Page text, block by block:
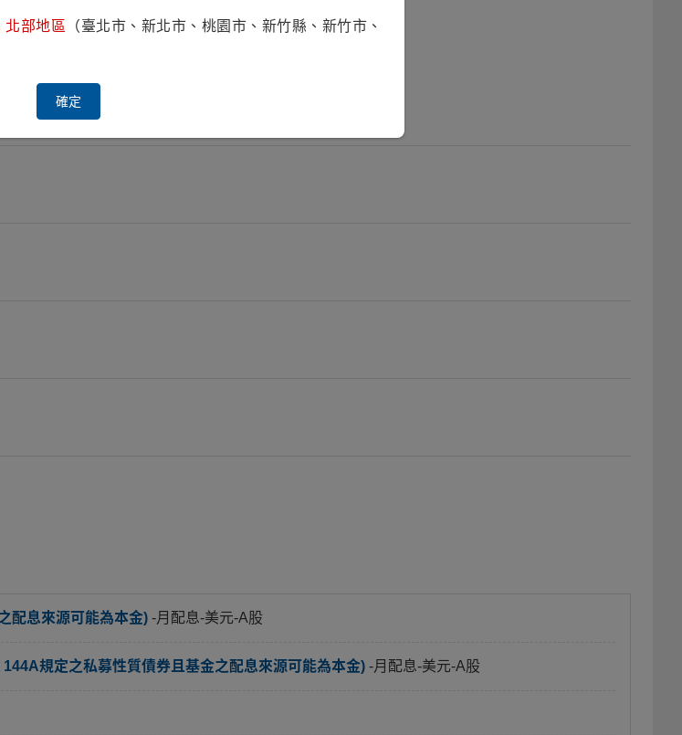
配息來源可能為本金) -月配息-美元-A股
規定之私募性質債券且基金之配息來源可能為本金) -月配息-美元-A股
部地區
（臺北市、新北市、桃園市、新竹縣、新竹市、
確定